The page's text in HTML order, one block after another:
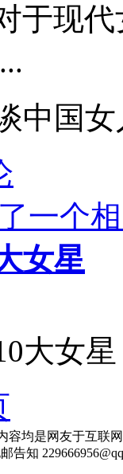
于现
中国女
一个
女星
大女星
容均是网友于互联
告知